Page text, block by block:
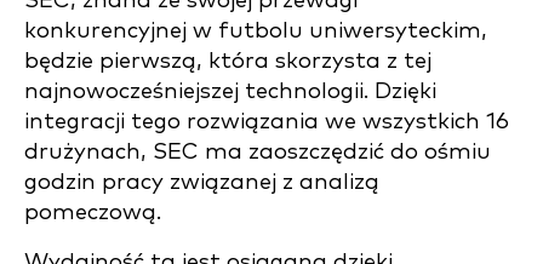
konkurencyjnej w futbolu uniwersyteckim,
będzie pierwszą, która skorzysta z tej
najnowocześniejszej technologii. Dzięki
integracji tego rozwiązania we wszystkich 16
drużynach, SEC ma zaoszczędzić do ośmiu
godzin pracy związanej z analizą
pomeczową.